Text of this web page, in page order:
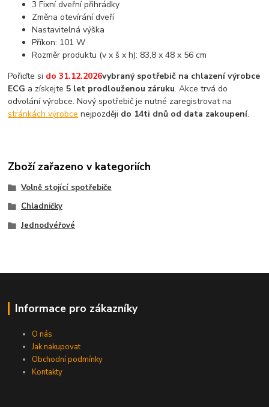
3 Fixní dveřní přihrádky
Změna otevírání dveří
Nastavitelná výška
Příkon: 101 W
Rozměr produktu (v x š x h): 83,8 x 48 x 56 cm
Pořiďte si do 31.12.2026vybraný spotřebič na chlazení výrobce
ECG a získejte 5 let prodlouženou záruku. Akce trvá do
odvolání výrobce. Nový spotřebič je nutné zaregistrovat na
stránkách výrobce nejpozději do 14ti dnů od data zakoupení.
Zboží zařazeno v kategoriích
Volně stojící spotřebiče
Chladničky
Jednodvéřové
Informace pro zákazníky
O nás
Jak nakupovat
Obchodní podmínky
Kontakty